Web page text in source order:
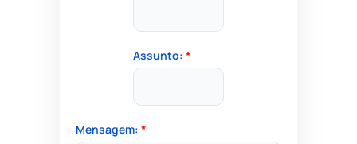
Assunto: *
Mensagem: *